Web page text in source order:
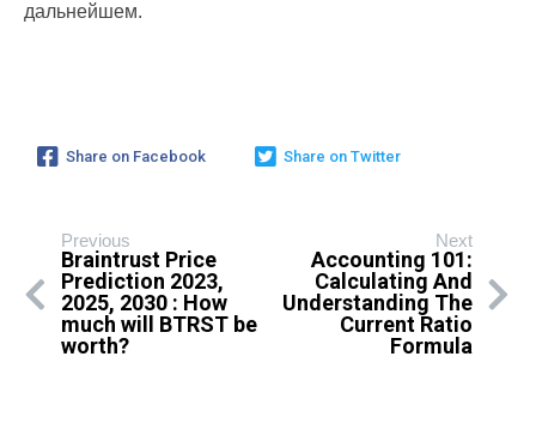
дальнейшем.
Share on Facebook Share on Twitter
Previous
Braintrust Price
Prediction 2023,
2025, 2030 : How
much will BTRST be
worth?
Next
Accounting 101:
Calculating And
Understanding The
Current Ratio
Formula